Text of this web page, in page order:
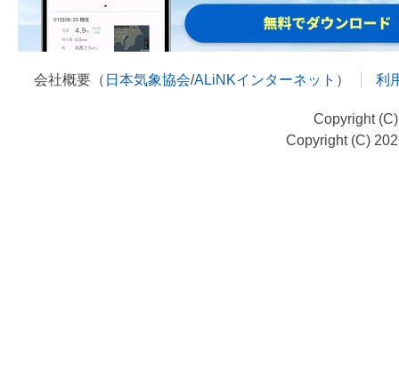
会社概要（ 日本気象協会/ALiNKインターネット ） 利
Copyright
Copyright (C)